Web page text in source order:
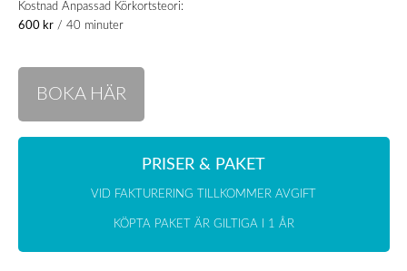
Kostnad Anpassad Körkortsteori:
600 kr/ 40 minuter
BOKA HÄR
PRISER & PAKET
VID FAKTURERING TILLKOMMER AVGIFT
KÖPTA PAKET ÄR GILTIGA I 1 ÅR